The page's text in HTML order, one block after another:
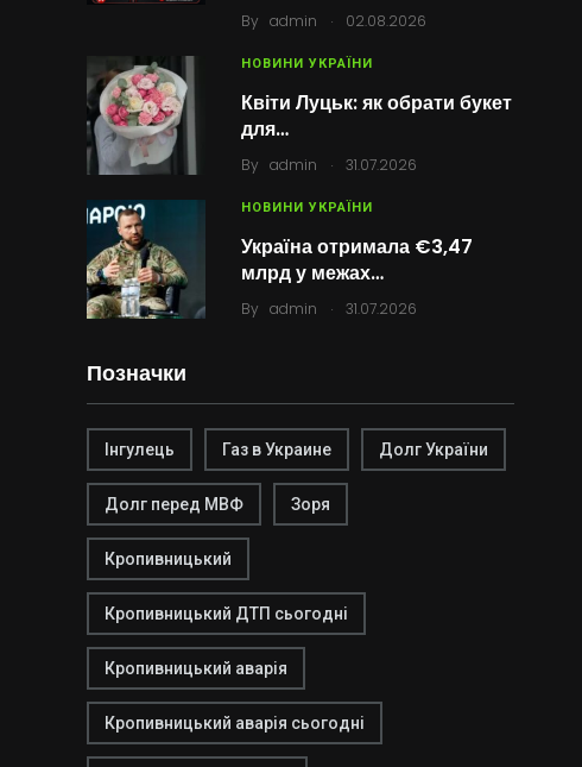
By admin . 02.08.2026
НОВИНИ УКРАЇНИ
Квіти Луцьк: як обрати букет
для…
By admin . 31.07.2026
НОВИНИ УКРАЇНИ
Україна отримала €3,47
млрд у межах…
By admin . 31.07.2026
Позначки
Інгулець Газ в Украине Долг України
Долг перед МВФ Зоря
Кропивницький
Кропивницький ДТП сьогодні
Кропивницький аварія
Кропивницький аварія сьогодні